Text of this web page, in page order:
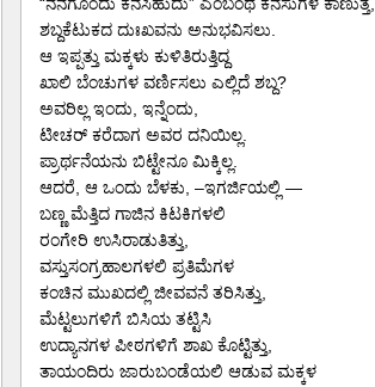
“ನನಗೊಂದು ಕನಸಿಹುದು” ಎಂಬಂಥ ಕನಸುಗಳ ಕಾಣುತ್ತ,
ಶಬ್ದಕೆಟುಕದ ದುಃಖವನು ಅನುಭವಿಸಲು.
ಆ ಇಪ್ಪತ್ತು ಮಕ್ಕಳು ಕುಳಿತಿರುತ್ತಿದ್ದ
ಖಾಲಿ ಬೆಂಚುಗಳ ವರ್ಣಿಸಲು ಎಲ್ಲಿದೆ ಶಬ್ದ?
ಅವರಿಲ್ಲ ಇಂದು, ಇನ್ನೆಂದು,
ಟೀಚರ್ ಕರೆದಾಗ ಅವರ ದನಿಯಿಲ್ಲ.
ಪ್ರಾರ್ಥನೆಯನು ಬಿಟ್ಟೇನೂ ಮಿಕ್ಕಿಲ್ಲ.
ಆದರೆ, ಆ ಒಂದು ಬೆಳಕು, –ಇಗರ್ಜಿಯಲ್ಲಿ —
ಬಣ್ಣ ಮೆತ್ತಿದ ಗಾಜಿನ ಕಿಟಕಿಗಳಲಿ
ರಂಗೇರಿ ಉಸಿರಾಡುತಿತ್ತು,
ವಸ್ತುಸಂಗ್ರಹಾಲಗಳಲಿ ಪ್ರತಿಮೆಗಳ
ಕಂಚಿನ ಮುಖದಲ್ಲಿ ಜೀವವನೆ ತರಿಸಿತ್ತು,
ಮೆಟ್ಟಲುಗಳಿಗೆ ಬಿಸಿಯ ತಟ್ಟಿಸಿ
ಉದ್ಯಾನಗಳ ಪೀಠಗಳಿಗೆ ಶಾಖ ಕೊಟ್ಟಿತ್ತು,
ತಾಯಂದಿರು ಜಾರುಬಂಡೆಯಲಿ ಆಡುವ ಮಕ್ಕಳ